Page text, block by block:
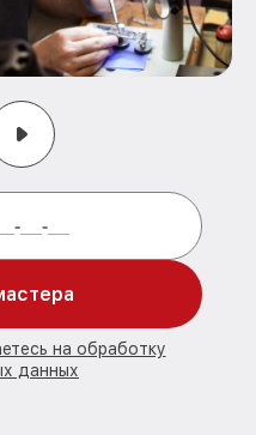
на обработку
данных